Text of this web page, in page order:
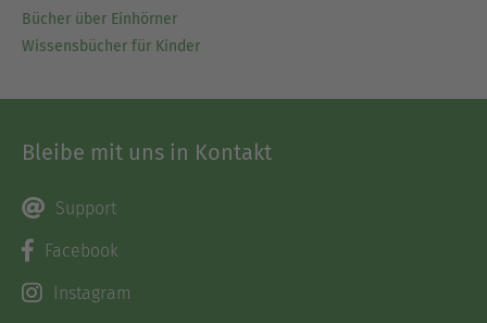
Bücher über Einhörner
Wissensbücher für Kinder
Bleibe mit uns in Kontakt
Support
Facebook
Instagram